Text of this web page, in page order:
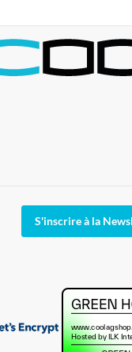
S'inscrire à la